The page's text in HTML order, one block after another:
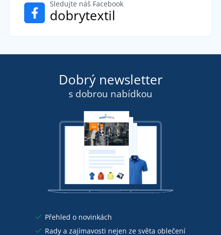
Sledujte náš Facebook
dobrytextil
Dobrý newsletter
s dobrou nabídkou
Přehled o novinkách
Rady a zajímavosti nejen ze světa oblečení